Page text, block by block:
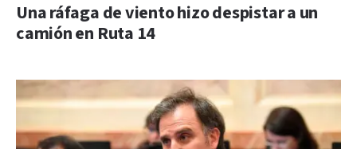
Una ráfaga de viento hizo despistar a un
camión en Ruta 14